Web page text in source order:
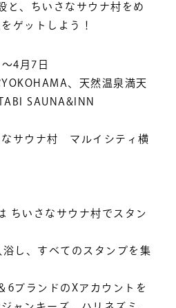
と、ちいさなサウナ村をめ
ゲットしよう！
4月7日
、天然温泉満天
SAUNA&INN
なサウナ村 マルイシティ横
ちいさなサウナ村でスタン
し、すべてのスタンプを集
ブランドのXアカウントを